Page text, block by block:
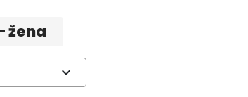
žena
expand_more